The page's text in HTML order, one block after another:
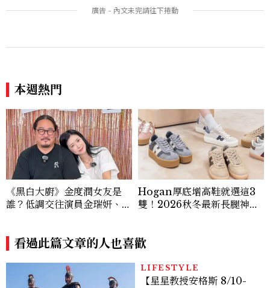
王、靠「這招」養成17吋螞蟻
本週熱門
《黑白大廚》金度潤女友是
誰？低調交往演員金瑞妍、曾
Hogan厚底增高鞋就選這3
雙！2026秋冬最新長腿神
看過此篇文章的人也喜歡
LIFESTYLE
【星星教授安格斯 8/10-